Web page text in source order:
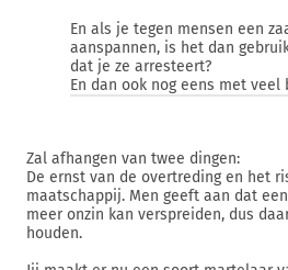
En als je tegen mensen een
aanspannen, is het dan
dat je ze arresteert?
En dan ook nog eens met veel
Zal afhangen van twee dingen:
De ernst van de overtreding en het
maatschappij. Men geeft aan dat
meer onzin kan verspreiden, dus
houden.